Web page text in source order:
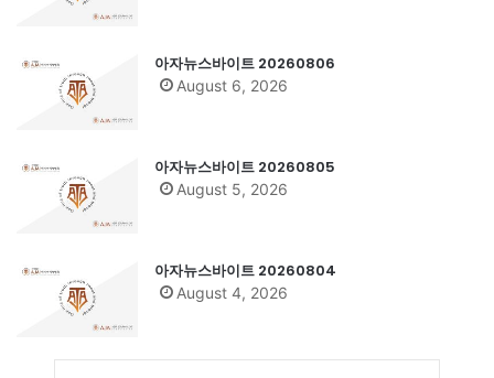
아자뉴스바이트 20260806
August 6, 2026
아자뉴스바이트 20260805
August 5, 2026
아자뉴스바이트 20260804
August 4, 2026